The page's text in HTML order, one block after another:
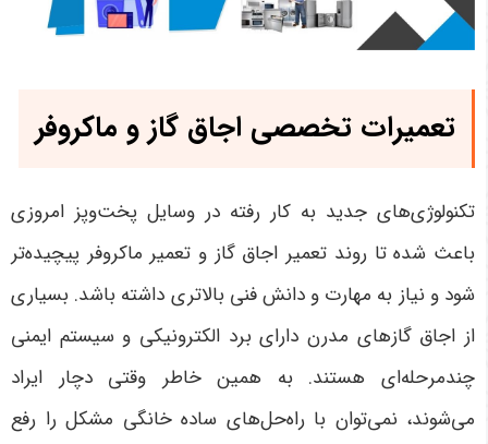
تعمیرات تخصصی اجاق گاز و ماکروفر
تکنولوژی‌های جدید به کار رفته در وسایل پخت‌وپز امروزی
باعث شده تا روند تعمیر اجاق گاز و تعمیر ماکروفر پیچیده‌تر
شود و نیاز به مهارت و دانش فنی بالاتری داشته باشد. بسیاری
از اجاق گازهای مدرن دارای برد الکترونیکی و سیستم ایمنی
چندمرحله‌ای هستند. به همین خاطر وقتی دچار ایراد
می‌شوند، نمی‌توان با راه‌حل‌های ساده خانگی مشکل را رفع